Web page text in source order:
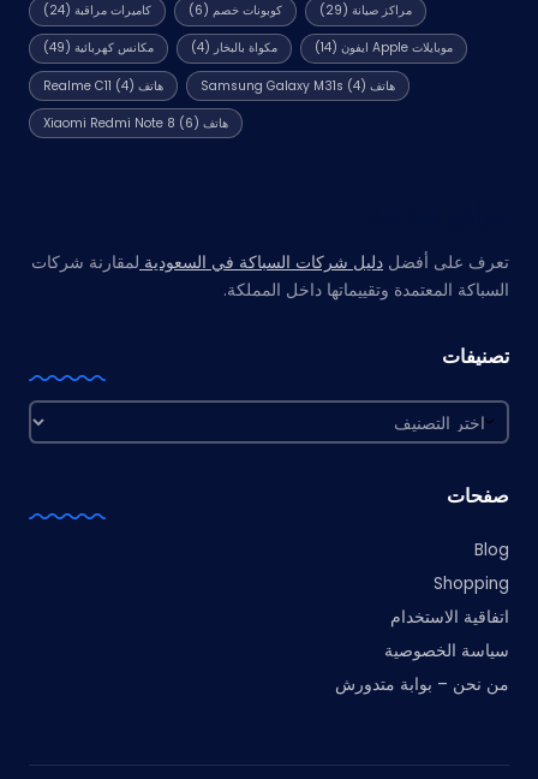
كاميرات مراقبة(24) كوبونات خصم (6) مراكز صيانة (29)
مكانس كهربائية(49) مكواة بالبخار (4) موبايلات Apple ايفون (14)
هاتف Realme C11 (4) هاتف Samsung Galaxy M31s (4)
هاتف Xiaomi Redmi Note 8 (6)
تعرف على أفضل دليل شركات السباكة في السعودية لمقارنة شركات
السباكة المعتمدة وتقييماتها داخل المملكة.
تصنيفات
تصنيفات
صفحات
Blog
Shopping
اتفاقية الاستخدام
سياسة الخصوصية
من نحن – بوابة متدورش